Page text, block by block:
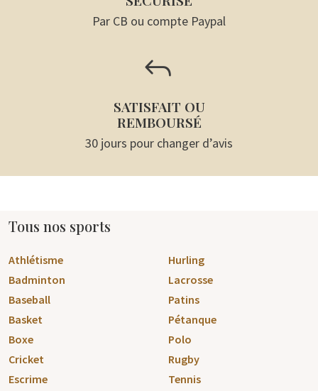
Par CB ou compte Paypal
J
SATISFAIT OU
REMBOURSÉ
30 jours pour changer d’avis
Tous nos sports
Athlétisme
Badminton
Baseball
Basket
Boxe
Cricket
Escrime
Hurling
Lacrosse
Patins
Pétanque
Polo
Rugby
Tennis